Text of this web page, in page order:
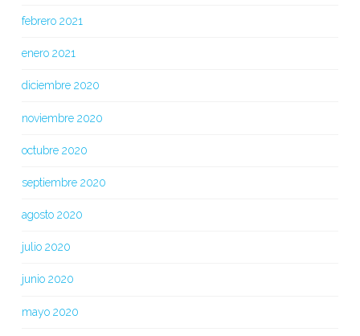
febrero 2021
enero 2021
diciembre 2020
noviembre 2020
octubre 2020
septiembre 2020
agosto 2020
julio 2020
junio 2020
mayo 2020